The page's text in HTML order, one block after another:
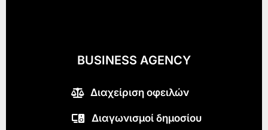
BUSINESS AGENCY
Διαχείριση οφειλών
Διαγωνισμοί δημοσίου